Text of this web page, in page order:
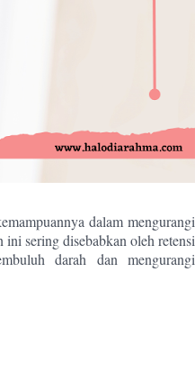
dalam mengurangi
sering disebabkan oleh retensi
darah dan mengurangi